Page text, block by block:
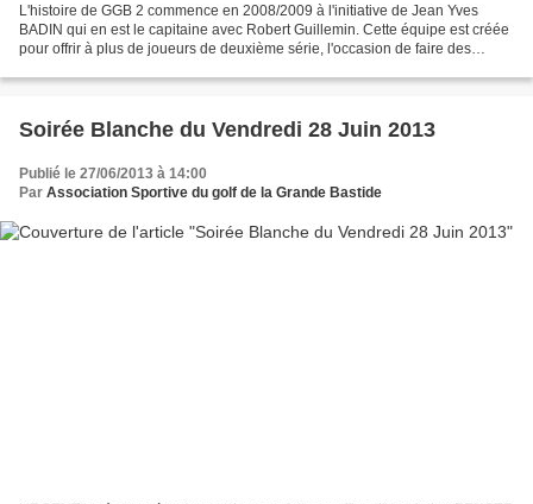
L'histoire de GGB 2 commence en 2008/2009 à l'initiative de Jean Yves
BADIN qui en est le capitaine avec Robert Guillemin. Cette équipe est créée
pour offrir à plus de joueurs de deuxième série, l'occasion de faire des
Soirée Blanche du Vendredi 28 Juin 2013
Publié le 27/06/2013 à 14:00
Par Association Sportive du golf de la Grande Bastide